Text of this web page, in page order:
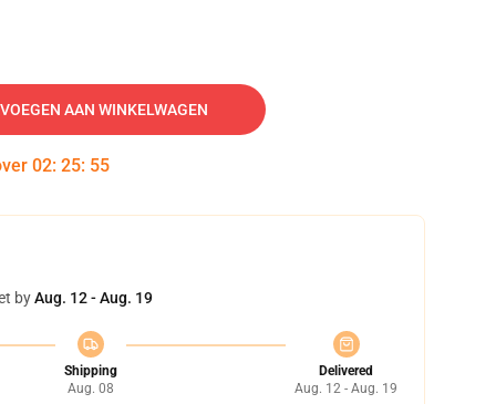
AAN WINKELWAGEN
02: 25: 54
byAug. 12 - Aug. 19
Shipping
Aug. 08
Delivered
Aug. 12 - Aug. 19